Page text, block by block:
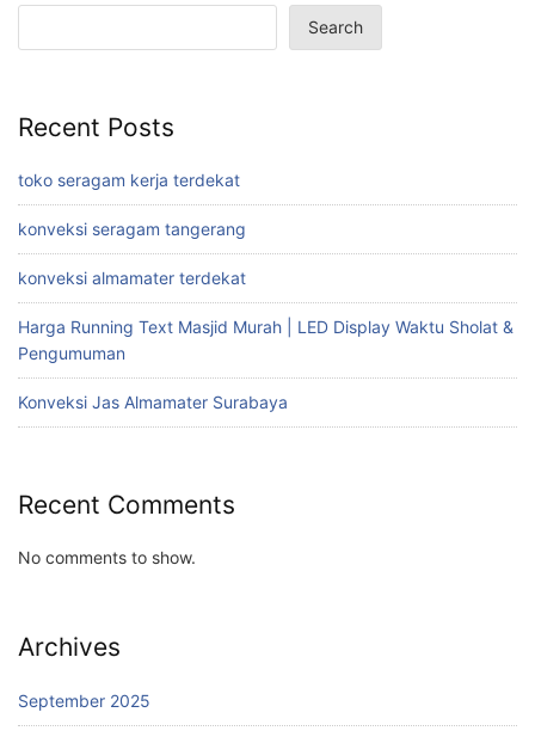
Search
Recent Posts
toko seragam kerja terdekat
konveksi seragam tangerang
konveksi almamater terdekat
Harga Running Text Masjid Murah | LED Display Waktu Sholat &
Pengumuman
Konveksi Jas Almamater Surabaya
Recent Comments
No comments to show.
Archives
September 2025